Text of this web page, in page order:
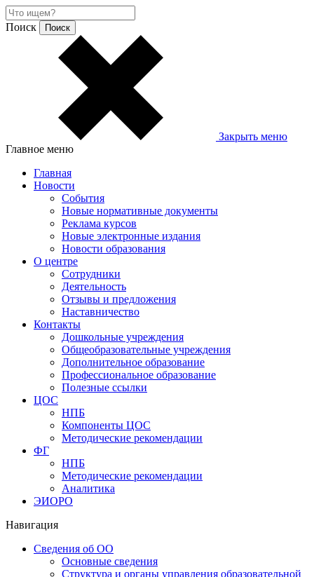
Поиск
Закрыть меню
Главное меню
Главная
Новости
События
Новые нормативные документы
Реклама курсов
Новые электронные издания
Новости образования
О центре
Сотрудники
Деятельность
Отзывы и предложения
Наставничество
Контакты
Дошкольные учреждения
Общеобразовательные учреждения
Дополнительное образование
Профессиональное образование
Полезные ссылки
ЦОС
НПБ
Компоненты ЦОС
Методические рекомендации
ФГ
НПБ
Методические рекомендации
Аналитика
ЭИОРО
Навигация
Сведения об ОО
Основные сведения
Структура и органы управления образовательной